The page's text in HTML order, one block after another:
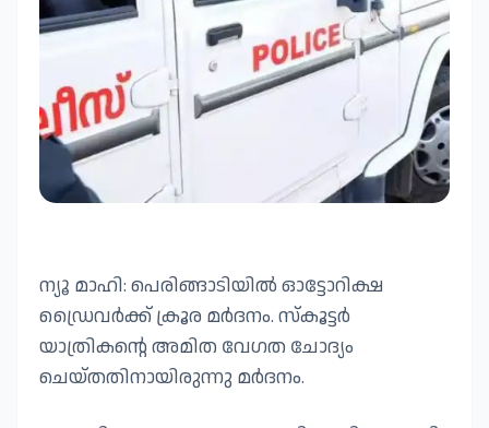
ന്യൂ മാഹി: പെരിങ്ങാടിയില്‍ ഓട്ടോറിക്ഷ
ഡ്രൈവര്‍ക്ക് ക്രൂര മര്‍ദനം. സ്‌കൂട്ടര്‍
യാത്രികന്റെ അമിത വേഗത ചോദ്യം
ചെയ്തതിനായിരുന്നു മര്‍ദനം.